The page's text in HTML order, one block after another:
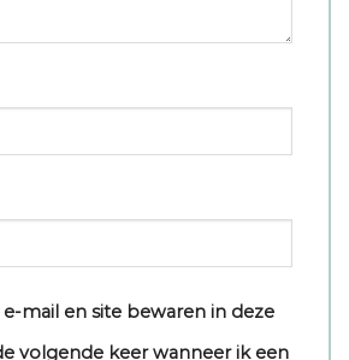
e-mail en site bewaren in deze
volgende keer wanneer ik een